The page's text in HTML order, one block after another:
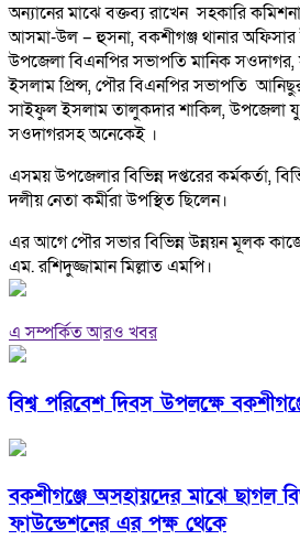
অন্যানের মাঝে বক্তব্য রাখেন সহকারি
আসমা-উল – হুসনা, বকশীগঞ্জ থানার
উপজেলা বিএনপির সভাপতি মানিক সওদাগর,
ইসলাম প্রিন্স, পৌর বিএনপির সভাপতি
সাইফুল ইসলাম তালুকদার শাকিল, উপজেলা
সওদাগরসহ অনেকেই ।
এসময় উপজেলার বিভিন্ন দপ্তরের কর্মকর্তা,
দলীয় নেতা কর্মীরা উপস্থিত ছিলেন।
এর আগে পৌর সভার বিভিন্ন উন্নয়ন মূলক
এম. রশিদুজ্জামান মিল্লাত এমপি।
এ সম্পর্কিত আরও খবর
বিশ্ব পরিবেশ দিবস উপলক্ষে
বকশীগঞ্জে অসহায়দের মাঝে ছাগল
ফাউন্ডেশনের এর পক্ষ থেকে